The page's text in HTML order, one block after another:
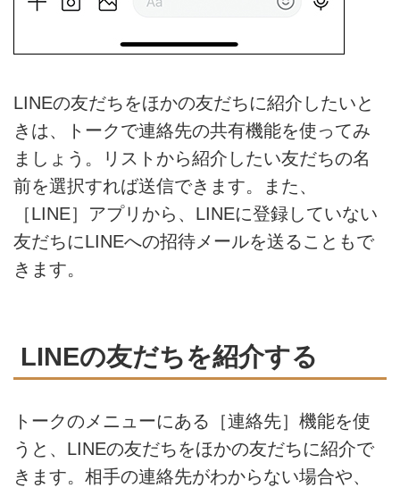
LINEの友だちをほかの友だちに紹介したいと
きは、トークで連絡先の共有機能を使ってみ
ましょう。リストから紹介したい友だちの名
前を選択すれば送信できます。また、
［LINE］アプリから、LINEに登録していない
友だちにLINEへの招待メールを送ることもで
きます。
LINEの友だちを紹介する
トークのメニューにある［連絡先］機能を使
うと、LINEの友だちをほかの友だちに紹介で
きます。相手の連絡先がわからない場合や、